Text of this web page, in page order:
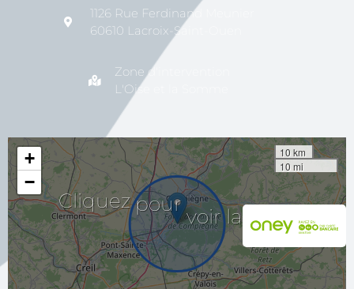
1126 Rue Ferdinand Meunier
60610 Lacroix-Saint-Ouen
Zone d'intervention
L'Oise et la Somme
Cliquez pour voir la carte
+
−
10 km
10 mi